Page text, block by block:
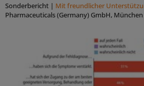
Sonderbericht | Mit freundlicher
Pharmaceuticals (Germany) GmbH, München